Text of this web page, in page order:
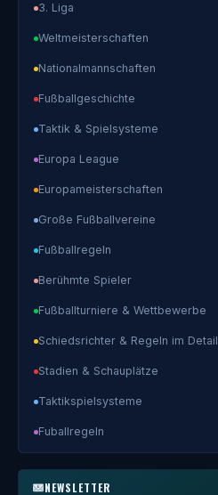
3. Liga
Weltmeisterschaften
Nationalmannschaften
Fußballgeschichte
Taktik & Spielsysteme
Europa League
Europameisterschaften
Große Fußballvereine
Fußballregeln
Berühmte Spieler
Fußballturniere & Wettbewerbe
Schiedsrichter & Regeln im Detail
Stadien & Schauplätze
Taktikspielsysteme
Fuballregeln
NEWSLETTER